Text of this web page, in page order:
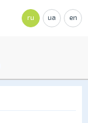
ru ua en